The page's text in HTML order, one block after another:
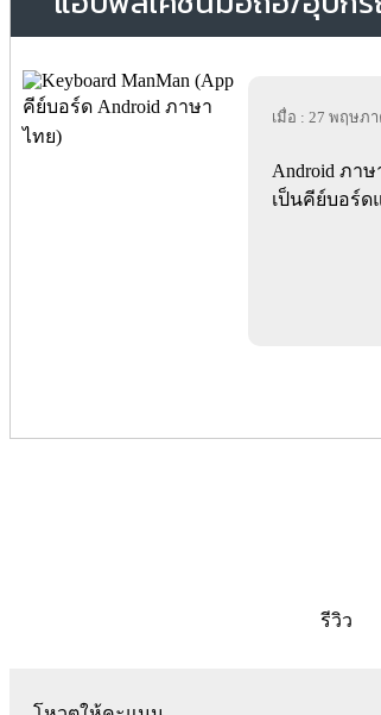
เมื่อ : 27 พฤษภ
Android ภา
เป็นคีย์บอร์
รีวิว